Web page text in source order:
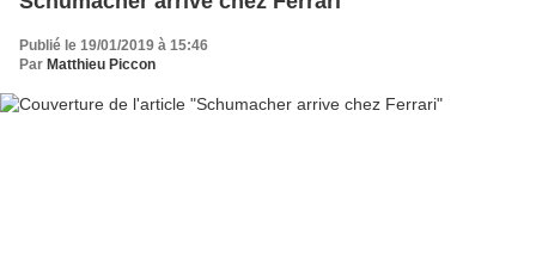
Publié le 19/01/2019 à 15:46
Par Matthieu Piccon